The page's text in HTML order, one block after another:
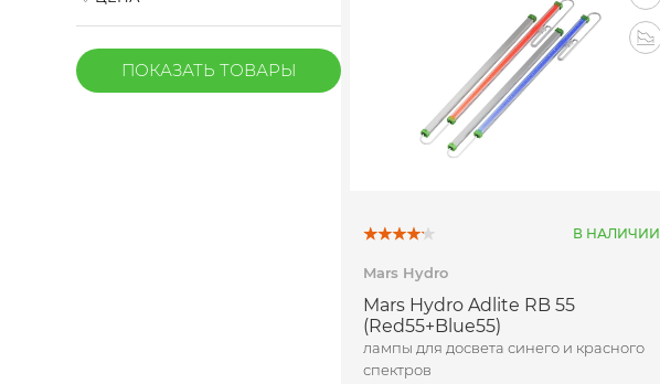
ПОКАЗАТЬ ТОВАРЫ
В НАЛИЧИИ
Mars Hydro
Mars Hydro Adlite RB 55
(Red55+Blue55)
лампы для досвета синего и красного
спектров